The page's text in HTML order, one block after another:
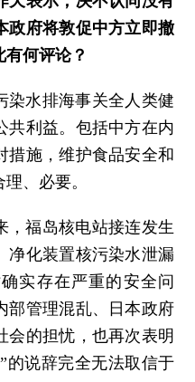
政府将敦促中方立即撤
何评论？
染水排海事关全人类健
共利益。包括中方在内
措施，维护食品安全和
、必要。
，福岛核电站接连发生
净化装置核污染水泄漏
实存在严重的安全问
部管理混乱、日本政府
会的担忧，也再次表明
的说辞完全无法取信于